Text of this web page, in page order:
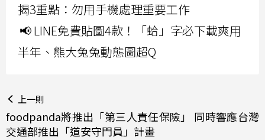
揭3重點：勿用手機處理重要工作
📢 LINE免費貼圖4款！「蛤」字必下載爽用
半年、熊大兔兔動態圖超Q
上一則
foodpanda將推出「第三人責任保險」 同時響應台灣
交通部推出「道安守門員」計畫